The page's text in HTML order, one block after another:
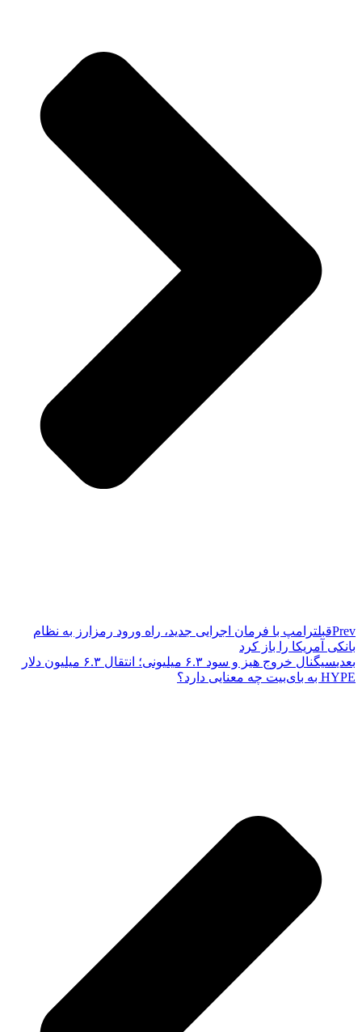
Prevقبلترامپ با فرمان اجرایی جدید، راه ورود رمزارز به نظام
بانکی آمریکا را باز کرد
بعدی
سیگنال خروج هیز و سود ۶.۳ میلیونی؛ انتقال ۶.۳ میلیون دلار
HYPE به بای‌بیت چه معنایی دارد؟